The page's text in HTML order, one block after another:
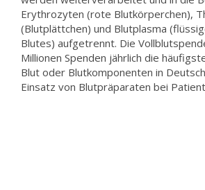
Erythrozyten (rote Blutkörperchen),
(Blutplättchen) und Blutplasma
Blutes) aufgetrennt. Die
Millionen Spenden jährlich die
Blut oder Blutkomponenten in
Einsatz von Blutpräparaten bei
werden in Deutschland jährlich
der Blutspende bei Lagerung
Celsius maximal 42 Tage haltbar.